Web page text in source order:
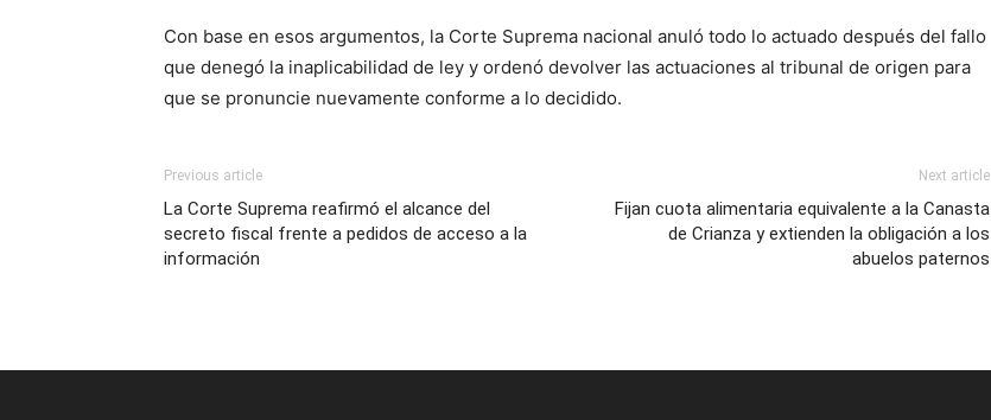
Con base en esos argumentos, la Corte Suprema nacional anuló todo lo actuado después del fallo
que denegó la inaplicabilidad de ley y ordenó devolver las actuaciones al tribunal de origen para
que se pronuncie nuevamente conforme a lo decidido.
Previous article
La Corte Suprema reafirmó el alcance del
secreto fiscal frente a pedidos de acceso a la
información
Next article
Fijan cuota alimentaria equivalente a la Canasta
de Crianza y extienden la obligación a los
abuelos paternos